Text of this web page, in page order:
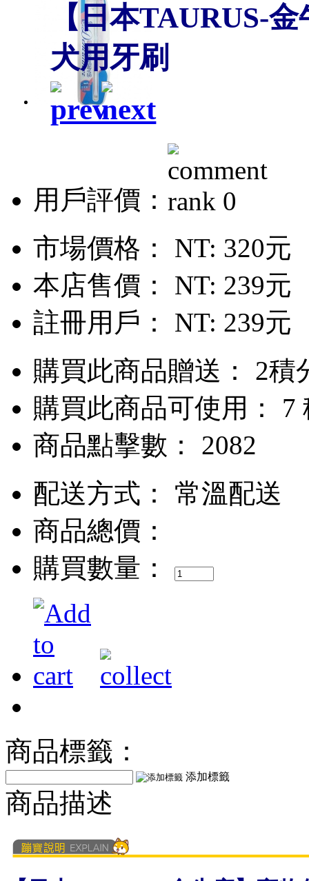
【日本TAURUS-
犬用牙刷
用戶評價：
市場價格： NT: 320元
本店售價： NT: 239元
註冊用戶： NT: 239元
購買此商品贈送： 2積
購買此商品可使用： 7
商品點擊數： 2082
配送方式：
常溫配送
商品總價：
購買數量：
商品標籤：
添加標籤
商品描述